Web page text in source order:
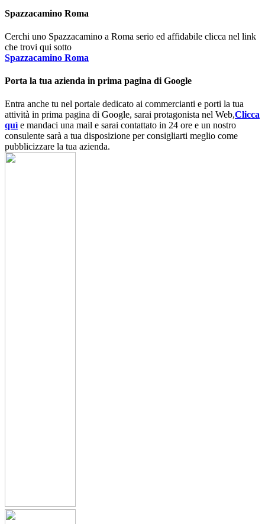
Spazzacamino Roma
Cerchi uno Spazzacamino a Roma serio ed affidabile clicca nel link
che trovi qui sotto
Spazzacamino Roma
Porta la tua azienda in prima pagina di Google
Entra anche tu nel portale dedicato ai commercianti e porti la tua
attività in prima pagina di Google, sarai protagonista nel Web,Clicca
quì e mandaci una mail e sarai contattato in 24 ore e un nostro
consulente sarà a tua disposizione per consigliarti meglio come
pubblicizzare la tua azienda.